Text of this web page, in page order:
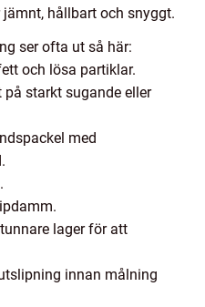
hållbart och snyggt.
ser ofta ut så här:
och lösa partiklar.
på starkt sugande eller
med
lager för att
innan målning